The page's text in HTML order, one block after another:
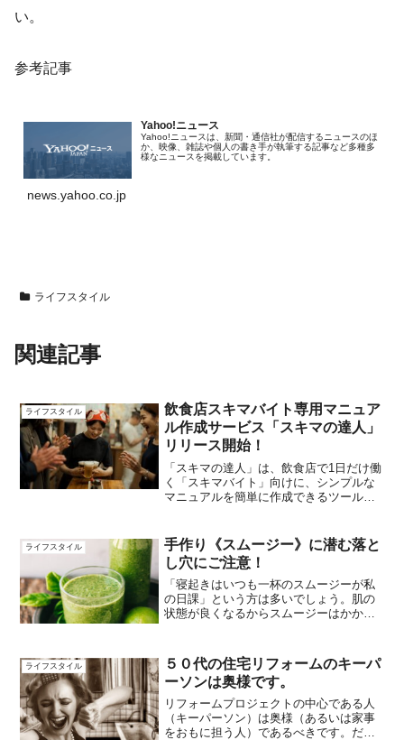
い。
参考記事
Yahoo!ニュース
Yahoo!ニュースは、新聞・通信社が配信するニュースのほ
か、映像、雑誌や個人の書き手が執筆する記事など多種多
様なニュースを掲載しています。
news.yahoo.co.jp
ライフスタイル
関連記事
ライフスタイル
飲食店スキマバイト専用マニュア
ル作成サービス「スキマの達人」
リリース開始！
「スキマの達人」は、飲食店で1日だけ働
く「スキマバイト」向けに、シンプルな
マニュアルを簡単に作成できるツールで
側とお店側の双方にとってスムーズな業
務遂行の実現をサポート...
ライフスタイル
手作り《スムージー》に潜む落と
し穴にご注意！
「寝起きはいつも一杯のスムージーが私
の日課」という方は多いでしょう。肌の
状態が良くなるからスムージーはかかせ
ら朝食と晩食はいつもこれ！！！朝の冷
たいスムージーはスッキリ...
ライフスタイル
５０代の住宅リフォームのキーパ
ーソンは奥様です。
リフォームプロジェクトの中心である人
（キーパーソン）は奥様（あるいは家事
をおもに担う人）であるべきです。だか